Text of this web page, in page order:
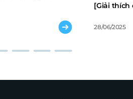
[Giải thích
28/06/2025